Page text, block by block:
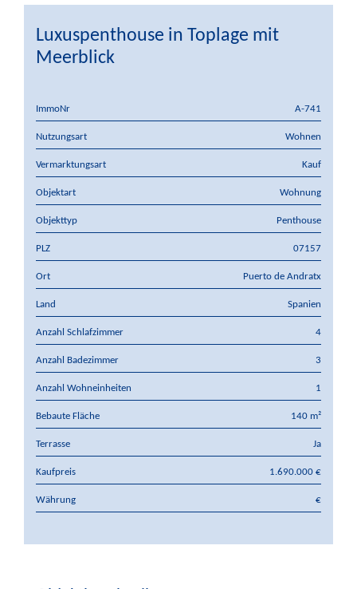
Luxuspenthouse in Toplage mit
Meerblick
ImmoNr A-741
Nutzungsart Wohnen
Vermarktungsart Kauf
Objektart Wohnung
Objekttyp Penthouse
PLZ 07157
Ort Puerto de Andratx
Land Spanien
Anzahl Schlafzimmer 4
Anzahl Badezimmer 3
Anzahl Wohneinheiten 1
Bebaute Fläche 140 m²
Terrasse Ja
Kaufpreis 1.690.000 €
Währung €